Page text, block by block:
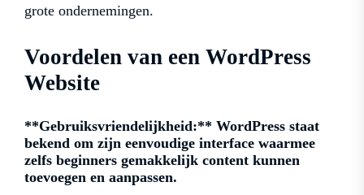
grote ondernemingen.
Voordelen van een WordPress
Website
**Gebruiksvriendelijkheid:** WordPress staat
bekend om zijn eenvoudige interface waarmee
zelfs beginners gemakkelijk content kunnen
toevoegen en aanpassen.